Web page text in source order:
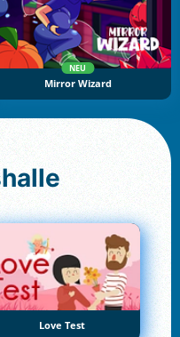
NEU
Mirror Wizard
Love Test